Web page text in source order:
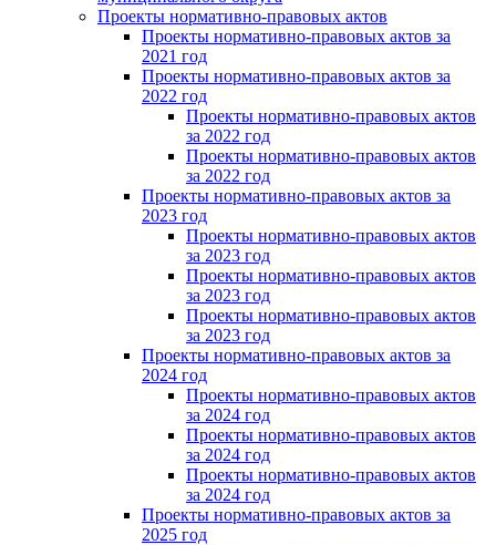
Проекты нормативно-правовых актов
Проекты нормативно-правовых актов за
2021 год
Проекты нормативно-правовых актов за
2022 год
Проекты нормативно-правовых актов
за 2022 год
Проекты нормативно-правовых актов
за 2022 год
Проекты нормативно-правовых актов за
2023 год
Проекты нормативно-правовых актов
за 2023 год
Проекты нормативно-правовых актов
за 2023 год
Проекты нормативно-правовых актов
за 2023 год
Проекты нормативно-правовых актов за
2024 год
Проекты нормативно-правовых актов
за 2024 год
Проекты нормативно-правовых актов
за 2024 год
Проекты нормативно-правовых актов
за 2024 год
Проекты нормативно-правовых актов за
2025 год